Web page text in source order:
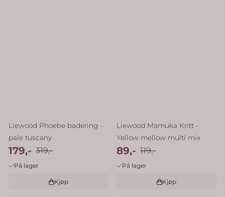
Liewood Phoebe badering -
pale tuscany
179,- 319,-
På lager
Kjøp
Liewood Mamuka Kritt -
Yellow mellow multi mix
89,- 119,-
På lager
Kjøp